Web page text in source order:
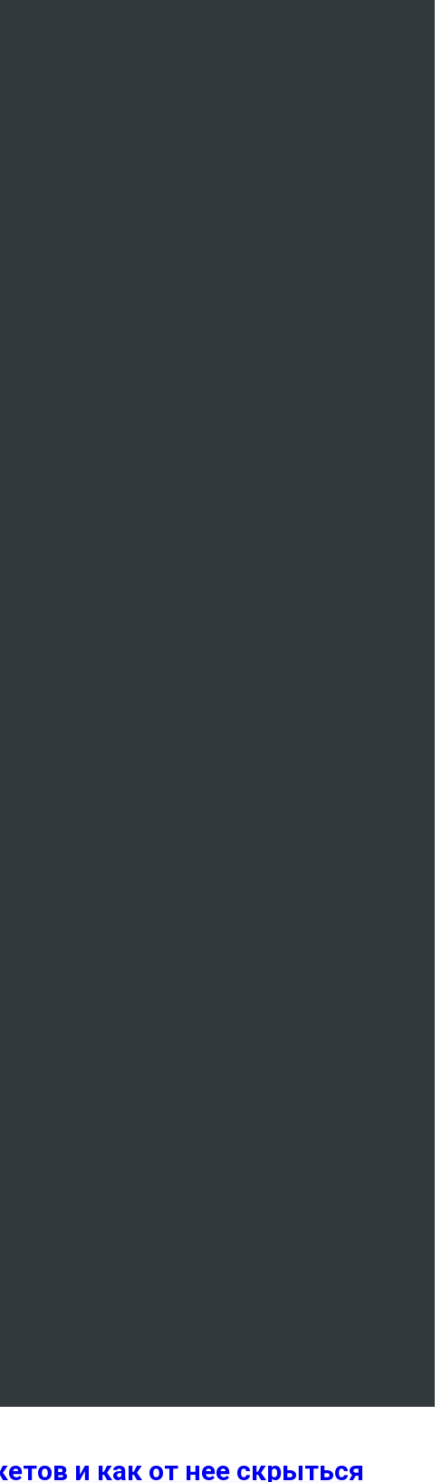
и как от нее скрыться